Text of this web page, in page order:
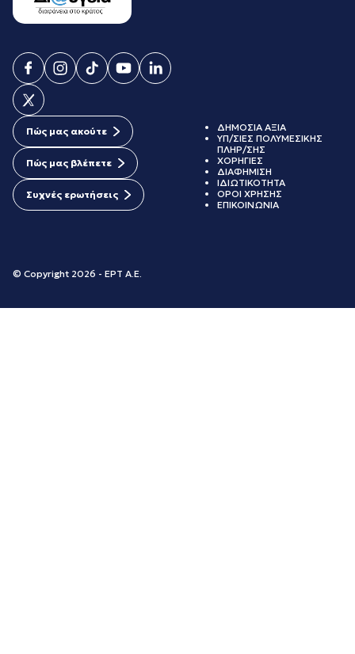
Πώς μας ακούτε
Πώς μας βλέπετε
Συχνές ερωτήσεις
© Copyright 2026 - ΕΡΤ Α.Ε.
ΔΗΜΟΣΙΑ ΑΞΙΑ
ΥΠ/ΣΙΕΣ ΠΟΛΥΜΕΣΙΚΗΣ
ΠΛΗΡ/ΣΗΣ
ΧΟΡΗΓΙΕΣ
ΔΙΑΦΗΜΙΣΗ
ΙΔΙΩΤΙΚΟΤΗΤΑ
ΟΡΟΙ ΧΡΗΣΗΣ
ΕΠΙΚΟΙΝΩΝΙΑ